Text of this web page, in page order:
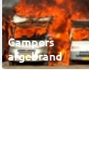
Campers
afgebrand